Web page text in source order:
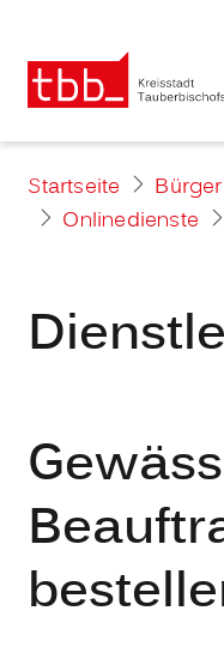
Startseite
Onlinedienste